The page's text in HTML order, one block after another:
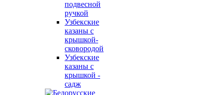
подвесной
ручкой
Узбекские
казаны с
крышкой-
сковородой
Узбекские
казаны с
крышкой -
садж